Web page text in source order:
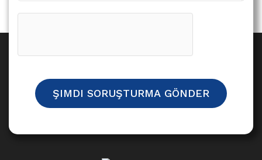
ŞIMDI SORUŞTURMA GÖNDER